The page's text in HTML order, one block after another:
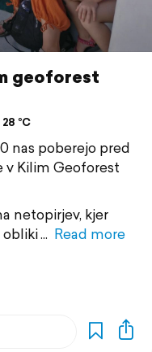
geoforest
°C
nas poberejo pred
v Kilim Geoforest
netopirjev, kjer
obliki
Read more